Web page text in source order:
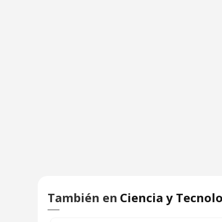
También en Ciencia y